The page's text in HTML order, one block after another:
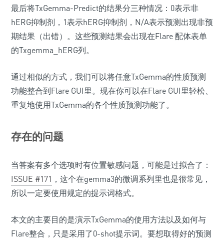
最后将TxGemma-Predict的结果分三种情况：0表示非
hERG抑制剂，1表示hERG抑制剂，N/A表示预测出现非预
期结果（出错）。这些预测结果会出现在Flare 配体表单
的Txgemma_hERG列。
通过相似的方式，我们可以将任意TxGemma的性质预测
功能整合到Flare GUI里。现在你可以在Flare GUI里轻松、
重复地使用TxGemma的各个性质预测功能了。
存在的问题
当答案有多个选项时有位置敏感问题，可能是过拟合了：
ISSUE #171 ，这个在gemma3的微调系列里也是很常见，
所以一定要使用规定的提示词格式。
本文的主要目的是演示TxGemma的使用方法以及如何与
Flare整合，只是采用了0-shot提示词。要想取得好的预测